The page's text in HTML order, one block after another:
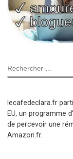
SEARCH
lecafedeclara.fr
EU, un programme
de percevoir une
Amazon.fr.